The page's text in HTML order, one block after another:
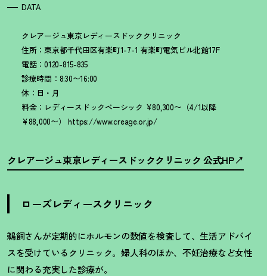
DATA
クレアージュ東京レディースドッククリニック
住所：東京都千代田区有楽町1-7-1 有楽町電気ビル北館17F
電話：0120-815-835
診療時間：8:30〜16:00
休：日・月
料金：レディースドックベーシック ¥80,300〜（4/1以降
¥88,000〜） https://www.creage.or.jp/
クレアージュ東京レディースドッククリニック 公式HP
ローズレディースクリニック
鵜飼さんが定期的にホルモンの数値を検査して、生活アドバイ
スを受けているクリニック。婦人科のほか、不妊治療など女性
に関わる充実した診療が。